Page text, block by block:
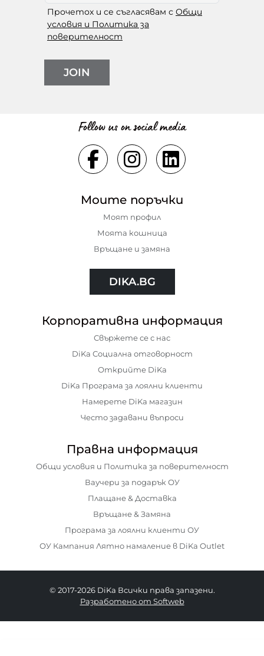
Прочетох и се съгласявам с Общи
условия и Политика за
поверителност
JOIN
Follow us on social media
Моите поръчки
Моят профил
Моята кошница
Връщане и замяна
DIKA.BG
Корпоративна информация
Свържете се с нас
DiKa Социална отговорност
Открийте DiKa
DiKa Програма за лоялни клиенти
Намерете DiKa магазин
Често задавани въпроси
Правна информация
Общи условия и Политика за поверителност
Ваучери за подарък ОУ
Плащане & Доставка
Връщане & Замяна
Програма за лоялни клиенти ОУ
ОУ Кампания Лятно намаление в DiKa Outlet
© 2017-2026 DiKa Всички права запазени.
Разработено от Softweb